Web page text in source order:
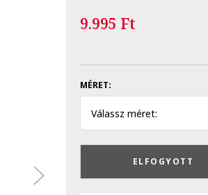
9.995 Ft
MÉRET:
Válassz méret:
ELFOGYOTT